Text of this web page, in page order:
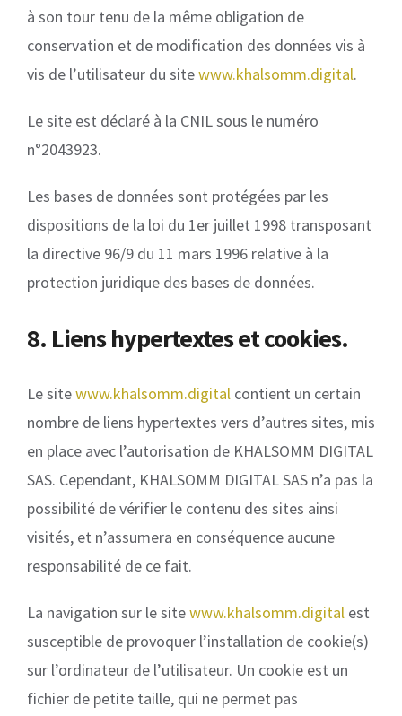
à son tour tenu de la même obligation de
conservation et de modification des données vis à
vis de l’utilisateur du sitewww.khalsomm.digital.
Le site est déclaré à la CNIL sous le numéro
n°2043923.
Les bases de données sont protégées par les
dispositions de la loi du 1er juillet 1998 transposant
la directive 96/9 du 11 mars 1996 relative à la
protection juridique des bases de données.
8. Liens hypertextes et cookies.
Le sitewww.khalsomm.digital contient un certain
nombre de liens hypertextes vers d’autres sites, mis
en place avec l’autorisation de KHALSOMM DIGITAL
SAS. Cependant, KHALSOMM DIGITAL SAS n’a pas la
possibilité de vérifier le contenu des sites ainsi
visités, et n’assumera en conséquence aucune
responsabilité de ce fait.
La navigation sur le sitewww.khalsomm.digital est
susceptible de provoquer l’installation de cookie(s)
sur l’ordinateur de l’utilisateur. Un cookie est un
fichier de petite taille, qui ne permet pas